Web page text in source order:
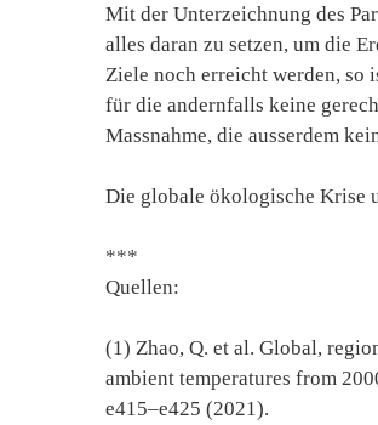
Mit der Unterzeichnung des
alles daran zu setzen, um die
Ziele noch erreicht werden, so
für die andernfalls keine
Massnahme, die ausserdem
Die globale ökologische Krise
***
Quellen:
(1) Zhao, Q. et al. Global,
ambient temperatures from
e415–e425 (2021).